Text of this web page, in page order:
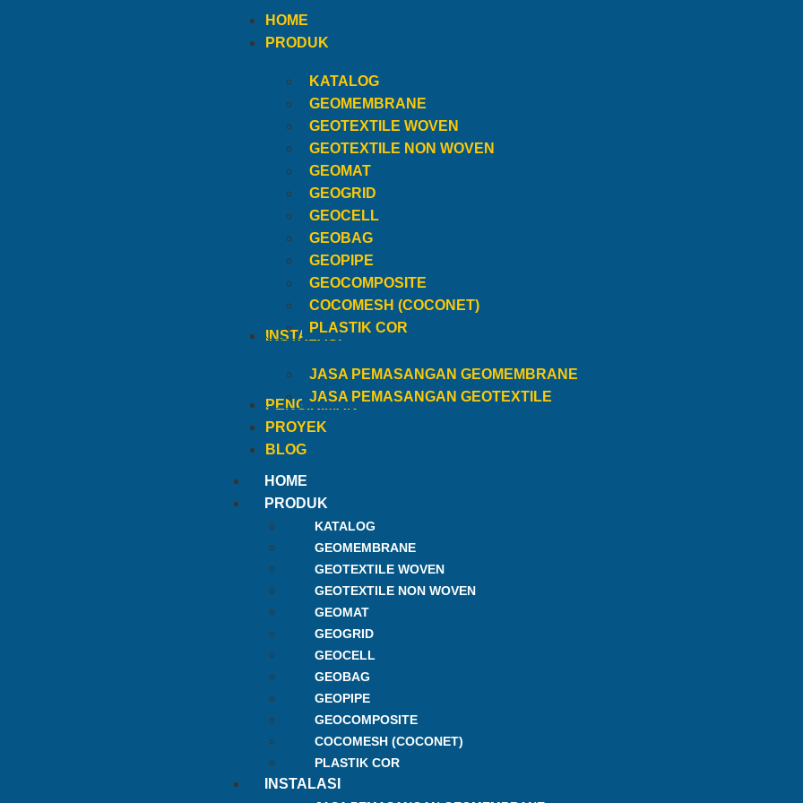
HOME
PRODUK
KATALOG
GEOMEMBRANE
GEOTEXTILE WOVEN
GEOTEXTILE NON WOVEN
GEOMAT
GEOGRID
GEOCELL
GEOBAG
GEOPIPE
GEOCOMPOSITE
COCOMESH (COCONET)
PLASTIK COR
INSTALASI
JASA PEMASANGAN GEOMEMBRANE
JASA PEMASANGAN GEOTEXTILE
PENGIRIMAN
PROYEK
BLOG
HOME
PRODUK
KATALOG
GEOMEMBRANE
GEOTEXTILE WOVEN
GEOTEXTILE NON WOVEN
GEOMAT
GEOGRID
GEOCELL
GEOBAG
GEOPIPE
GEOCOMPOSITE
COCOMESH (COCONET)
PLASTIK COR
INSTALASI